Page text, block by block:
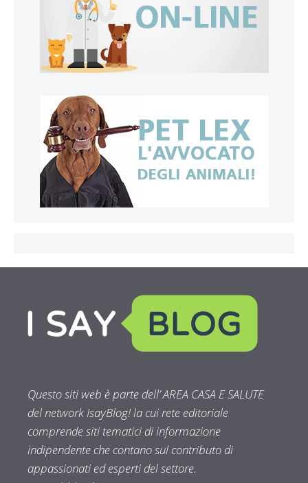
Questo siti web è parte dell’ AREA CASA E SALUTE
del network IsayBlog! la cui rete editoriale
comprende siti tematici di informazione
indipendente che contano sul contributo di
appassionati ed esperti del settore.